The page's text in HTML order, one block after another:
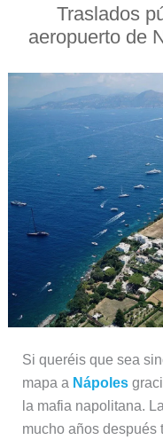
Traslados
aeropuerto de
Si queréis que sea
mapa a Nápoles
la mafia napolitana.
mucho años después